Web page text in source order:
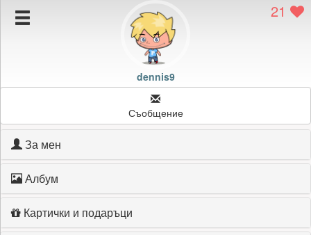
Подаръците на dennis9 21
dennis9
Съобщение
За мен
Албум
Картички и подаръци